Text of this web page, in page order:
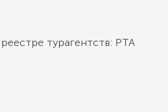
турагентств: РТА